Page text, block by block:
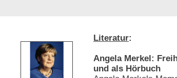
Literatur:
Angela Merkel:
und als Hörbuch